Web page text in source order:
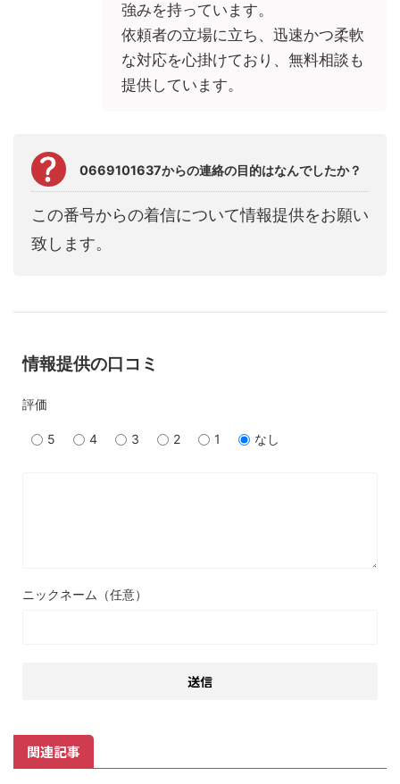
強みを持っています。
依頼者の立場に立ち、迅速かつ柔軟
な対応を心掛けており、無料相談も
提供しています。
0669101637からの連絡の目的はなんでしたか？
この番号からの着信について情報提供をお願い
致します。
情報提供の口コミ
評価
5 4 3 2 1 なし
ニックネーム（任意）
関連記事